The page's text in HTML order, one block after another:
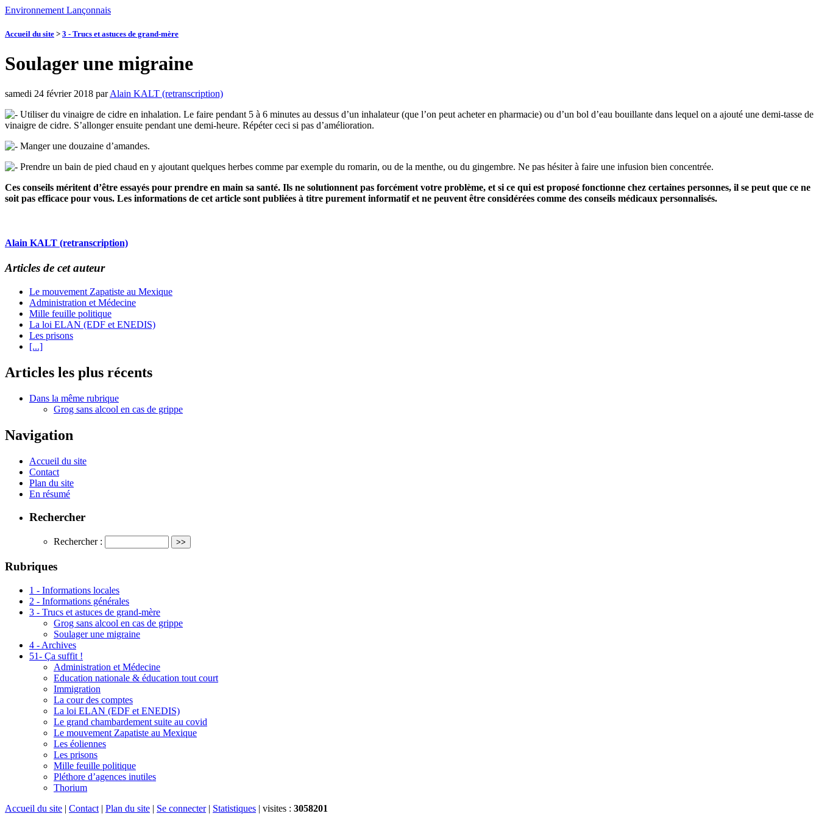
Environnement Lançonnais
Accueil du site > 3 - Trucs et astuces de grand-mère
Soulager une migraine
samedi 24 février 2018 parAlain KALT (retranscription)
Utiliser du vinaigre de cidre en inhalation. Le faire pendant 5 à 6 minutes au dessus d’un inhalateur (que l’on peut acheter en pharmacie) ou d’un bol d’eau bouillante dans lequel on a ajouté une demi-tasse de
vinaigre de cidre. S’allonger ensuite pendant une demi-heure. Répéter ceci si pas d’amélioration.
Manger une douzaine d’amandes.
Prendre un bain de pied chaud en y ajoutant quelques herbes comme par exemple du romarin, ou de la menthe, ou du gingembre. Ne pas hésiter à faire une infusion bien concentrée.
Ces conseils méritent d’être essayés pour prendre en main sa santé. Ils ne solutionnent pas forcément votre problème, et si ce qui est proposé fonctionne chez certaines personnes, il se peut que ce ne
soit pas efficace pour vous. Les informations de cet article sont publiées à titre purement informatif et ne peuvent être considérées comme des conseils médicaux personnalisés.
Alain KALT (retranscription)
Articles de cet auteur
Le mouvement Zapatiste au Mexique
Administration et Médecine
Mille feuille politique
La loi ELAN (EDF et ENEDIS)
Les prisons
[...]
Articles les plus récents
Dans la même rubrique
Grog sans alcool en cas de grippe
Navigation
Accueil du site
Contact
Plan du site
En résumé
Rechercher
Rechercher :
Rubriques
1 - Informations locales
2 - Informations générales
3 - Trucs et astuces de grand-mère
Grog sans alcool en cas de grippe
Soulager une migraine
4 - Archives
51- Ça suffit !
Administration et Médecine
Education nationale & éducation tout court
Immigration
La cour des comptes
La loi ELAN (EDF et ENEDIS)
Le grand chambardement suite au covid
Le mouvement Zapatiste au Mexique
Les éoliennes
Les prisons
Mille feuille politique
Pléthore d’agences inutiles
Thorium
Accueil du site | Contact | Plan du site | Se connecter| Statistiques | visites : 3058201